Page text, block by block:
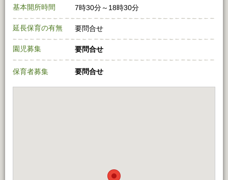
基本開所時間 7時30分～18時30分
延長保育の有無 要問合せ
園児募集 要問合せ
保育者募集 要問合せ